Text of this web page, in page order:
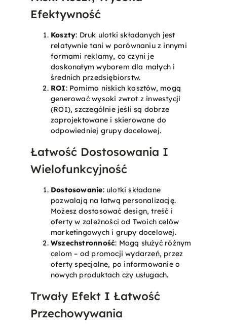
Efektywność
Koszty: Druk ulotki składanych jest
relatywnie tani w porównaniu z innymi
formami reklamy, co czyni je
doskonałym wyborem dla małych i
średnich przedsiębiorstw.
ROI: Pomimo niskich kosztów, mogą
generować wysoki zwrot z inwestycji
(ROI), szczególnie jeśli są dobrze
zaprojektowane i skierowane do
odpowiedniej grupy docelowej.
Łatwość Dostosowania I
Wielofunkcyjność
Dostosowanie: ulotki składane
pozwalają na łatwą personalizację.
Możesz dostosować design, treść i
oferty w zależności od Twoich celów
marketingowych i grupy docelowej.
Wszechstronność: Mogą służyć różnym
celom – od promocji wydarzeń, przez
oferty specjalne, po informowanie o
nowych produktach czy usługach.
Trwały Efekt I Łatwość
Przechowywania